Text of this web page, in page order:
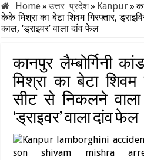
Home» उत्तर प्रदेश» Kanpur»
केके मिश्रा का बेटा शिवम गिरफ्तार,
काल, ‘ड्राइवर’ वाला दांव फेल
कानपुर लैम्बोर्गिनी
मिश्रा का बेटा शिवम
सीट से निकलने वाला
‘ड्राइवर’ वाला दांव फेल